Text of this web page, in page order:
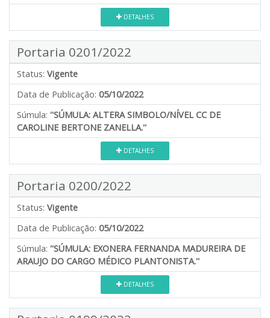
DETALHES
Portaria 0201/2022
Status: Vigente
Data de Publicação: 05/10/2022
Súmula: ''SÚMULA: ALTERA SIMBOLO/NÍVEL CC DE
CAROLINE BERTONE ZANELLA.''
DETALHES
Portaria 0200/2022
Status: Vigente
Data de Publicação: 05/10/2022
Súmula: ''SÚMULA: EXONERA FERNANDA MADUREIRA DE
ARAUJO DO CARGO MÉDICO PLANTONISTA.''
DETALHES